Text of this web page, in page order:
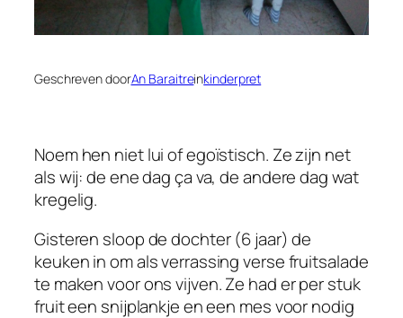
Geschreven doorAn Baraitreinkinderpret
Noem hen niet lui of egoïstisch. Ze zijn net
als wij: de ene dag ça va, de andere dag wat
kregelig.
Gisteren sloop de dochter (6 jaar) de
keuken in om als verrassing verse fruitsalade
te maken voor ons vijven. Ze had er per stuk
fruit een snijplankje en een mes voor nodig